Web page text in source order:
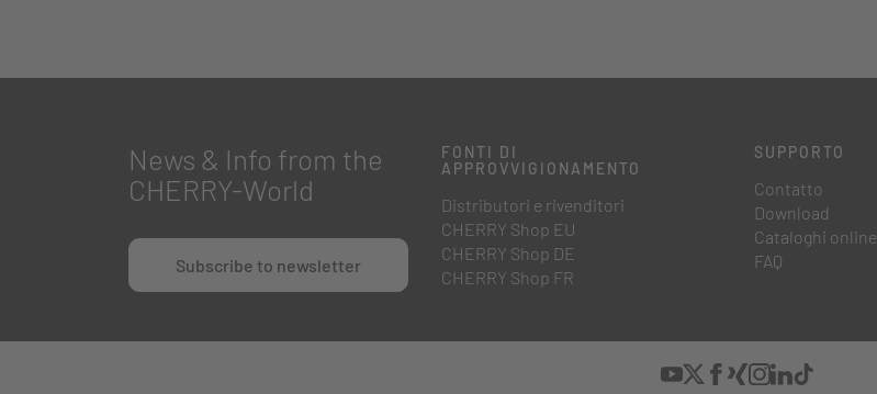
News & Info from the
CHERRY-World
Subscribe to newsletter
FONTI DI
APPROVVIGIONAMENTO
Distributori e rivenditori
CHERRY Shop EU
CHERRY Shop DE
CHERRY Shop FR
SUPPORTO
Contatto
Download
Cataloghi online
FAQ